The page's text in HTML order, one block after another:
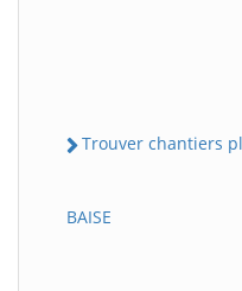
Trouver chantiers
BAISE